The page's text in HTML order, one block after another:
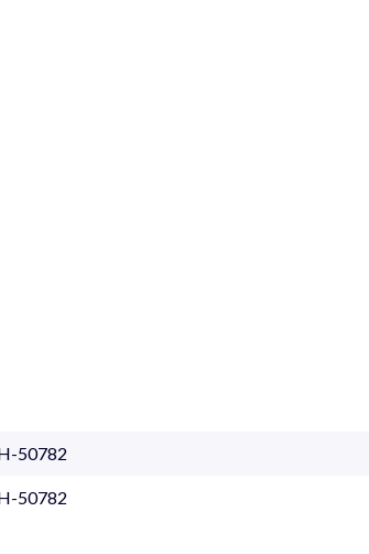
50782
50782